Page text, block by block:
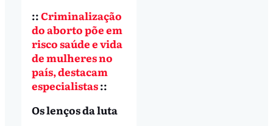
::Criminalização
do aborto põe em
risco saúde e vida
de mulheres no
país, destacam
especialistas::
Os lenços da luta